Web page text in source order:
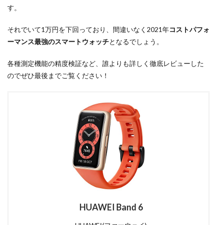
す。
それでいて1万円を下回っており、間違いなく2021年コストパフォ
ーマンス最強のスマートウォッチとなるでしょう。
各種測定機能の精度検証など、誰よりも詳しく徹底レビューした
のでぜひ最後までご覧ください！
HUAWEI Band 6